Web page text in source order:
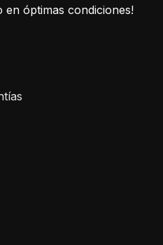
óptimas condiciones!